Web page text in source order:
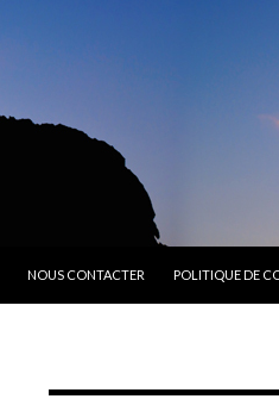
NOUS CONTACTER POLITIQUE DE